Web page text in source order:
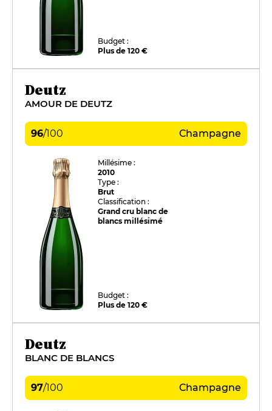
Budget :
Plus de 120 €
Deutz
AMOUR DE DEUTZ
96/100 Champagne
Millésime :
2010
Type :
Brut
Classification :
Grand cru blanc de
blancs millésimé
Budget :
Plus de 120 €
Deutz
BLANC DE BLANCS
97/100 Champagne